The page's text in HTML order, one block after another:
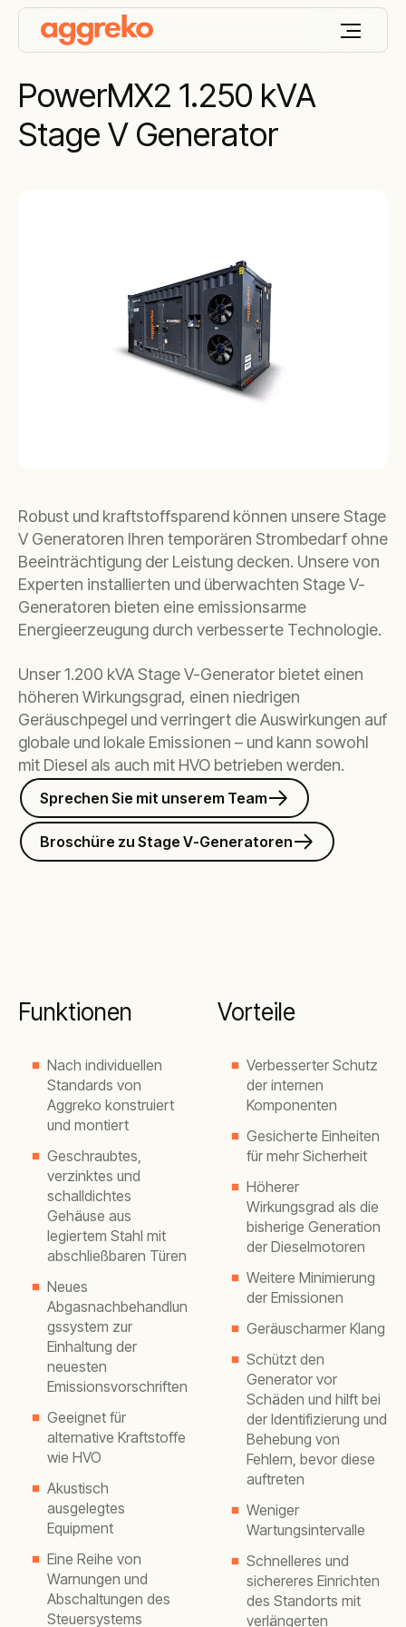
PowerMX2 1.250 kVA
Stage V Generator
Robust und kraftstoffsparend können unsere Stage
V Generatoren Ihren temporären Strombedarf ohne
Beeinträchtigung der Leistung decken. Unsere von
Experten installierten und überwachten Stage V-
Generatoren bieten eine emissionsarme
Energieerzeugung durch verbesserte Technologie.
Unser 1.200 kVA Stage V-Generator bietet einen
höheren Wirkungsgrad, einen niedrigen
Geräuschpegel und verringert die Auswirkungen auf
globale und lokale Emissionen – und kann sowohl
mit Diesel als auch mit HVO betrieben werden.
Sprechen Sie mit unserem Team
Broschüre zu Stage V-Generatoren
Funktionen
Nach individuellen
Standards von
Aggreko konstruiert
und montiert
Geschraubtes,
verzinktes und
schalldichtes
Gehäuse aus
legiertem Stahl mit
abschließbaren Türen
Neues
Abgasnachbehandlun
gssystem zur
Einhaltung der
neuesten
Emissionsvorschriften
Geeignet für
alternative Kraftstoffe
wie HVO
Akustisch
ausgelegtes
Equipment
Eine Reihe von
Warnungen und
Abschaltungen des
Steuersystems
Vorteile
Verbesserter Schutz
der internen
Komponenten
Gesicherte Einheiten
für mehr Sicherheit
Höherer
Wirkungsgrad als die
bisherige Generation
der Dieselmotoren
Weitere Minimierung
der Emissionen
Geräuscharmer Klang
Schützt den
Generator vor
Schäden und hilft bei
der Identifizierung und
Behebung von
Fehlern, bevor diese
auftreten
Weniger
Wartungsintervalle
Schnelleres und
sichereres Einrichten
des Standorts mit
verlängerten